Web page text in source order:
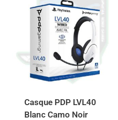
Casque PDP LVL40
Blanc Camo Noir